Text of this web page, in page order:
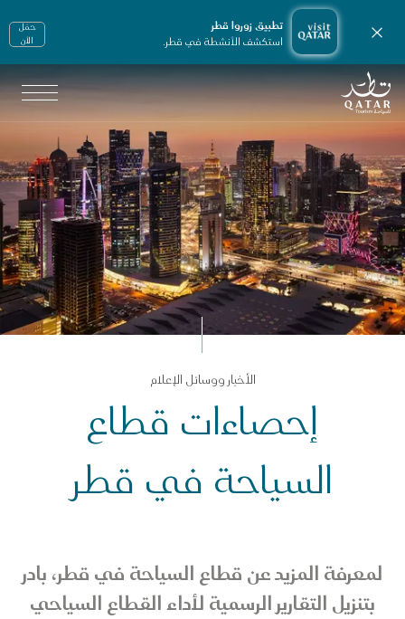
تطبيق زوروا قطر
استكشف الأنشطة في قطر.
حمّل
الأن
إغلاق الإشعارات
الصفحة الرئيسية لموقع VisitQatar
إحصاءات السياحة في قطر
الأخبار ووسائل الإعلام
إحصاءات قطاع
السياحة في قطر
لمعرفة المزيد عن قطاع السياحة في قطر، بادر
بتنزيل التقارير الرسمية لأداء القطاع السياحي